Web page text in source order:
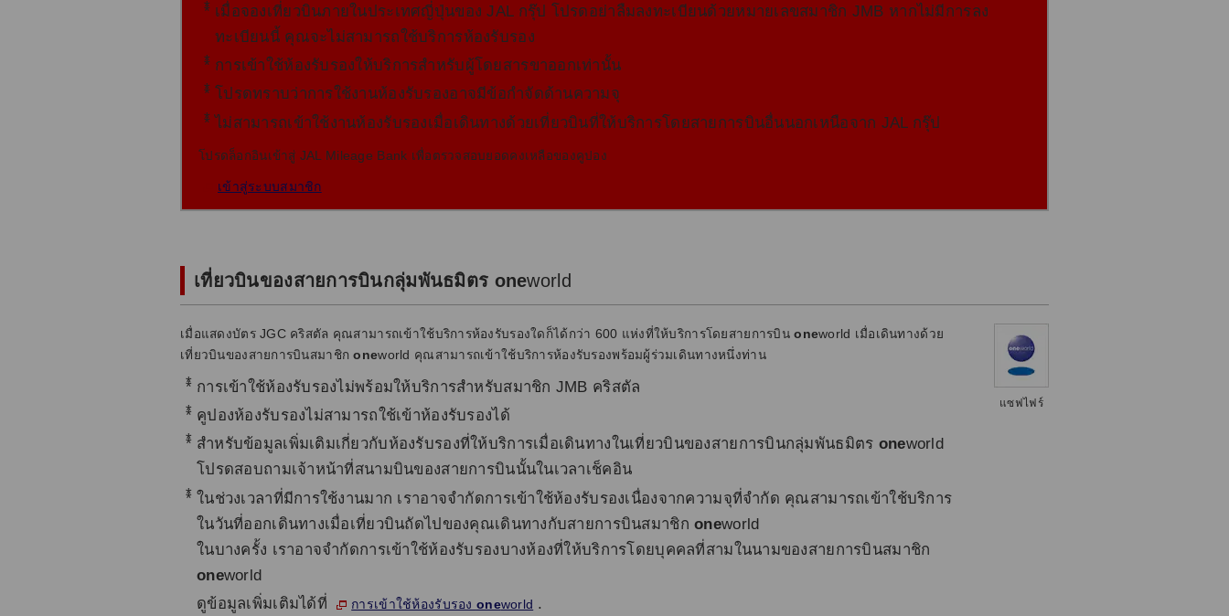
* เมื่อจองเที่ยวบินภายในประเทศญี่ปุ่นของ JAL กรุ๊ป โปรดอย่าลืมลงทะเบียนด้วยหมายเลขสมาชิก JMB หากไม่มีการลง
ทะเบียนนี้ คุณจะไม่สามารถใช้บริการห้องรับรอง
* การเข้าใช้ห้องรับรองให้บริการสำหรับผู้โดยสารขาออกเท่านั้น
* โปรดทราบว่าการใช้งานห้องรับรองอาจมีข้อกำจัดด้านความจุ
* ไม่สามารถเข้าใช้งานห้องรับรองเมื่อเดินทางด้วยเที่ยวบินที่ให้บริการโดยสายการบินอื่นนอกเหนือจาก JAL กรุ๊ป
โปรดล็อกอินเข้าสู่ JAL Mileage Bank เพื่อตรวจสอบยอดคงเหลือของคูปอง
เข้าสู่ระบบสมาชิก
เที่ยวบินของสายการบินกลุ่มพันธมิตร oneworld
เมื่อแสดงบัตร JGC คริสตัล คุณสามารถเข้าใช้บริการห้องรับรองใดก็ได้กว่า 600 แห่งที่ให้บริการโดยสายการบินoneworld เมื่อเดินทางด้วย
เที่ยวบินของสายการบินสมาชิกoneworld คุณสามารถเข้าใช้บริการห้องรับรองพร้อมผู้ร่วมเดินทางหนึ่งท่าน
* การเข้าใช้ห้องรับรองไม่พร้อมให้บริการสำหรับสมาชิก JMB คริสตัล
* คูปองห้องรับรองไม่สามารถใช้เข้าห้องรับรองได้
* สำหรับข้อมูลเพิ่มเติมเกี่ยวกับห้องรับรองที่ให้บริการเมื่อเดินทางในเที่ยวบินของสายการบินกลุ่มพันธมิตร oneworld
โปรดสอบถามเจ้าหน้าที่สนามบินของสายการบินนั้นในเวลาเช็คอิน
* ในช่วงเวลาที่มีการใช้งานมาก เราอาจจำกัดการเข้าใช้ห้องรับรองเนื่องจากความจุที่จำกัด คุณสามารถเข้าใช้บริการ
ในวันที่ออกเดินทางเมื่อเที่ยวบินถัดไปของคุณเดินทางกับสายการบินสมาชิกoneworld
ในบางครั้ง เราอาจจำกัดการเข้าใช้ห้องรับรองบางห้องที่ให้บริการโดยบุคคลที่สามในนามของสายการบินสมาชิก
oneworld
ดูข้อมูลเพิ่มเติมได้ที่
การเข้าใช้ห้องรับรอง oneworld .
แซฟไฟร์